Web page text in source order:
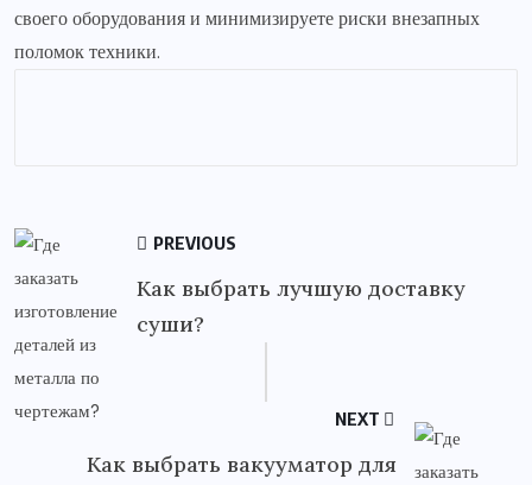
своего оборудования и минимизируете риски внезапных
поломок техники.
PREVIOUS
Как выбрать лучшую доставку
суши?
NEXT
Как выбрать вакууматор для